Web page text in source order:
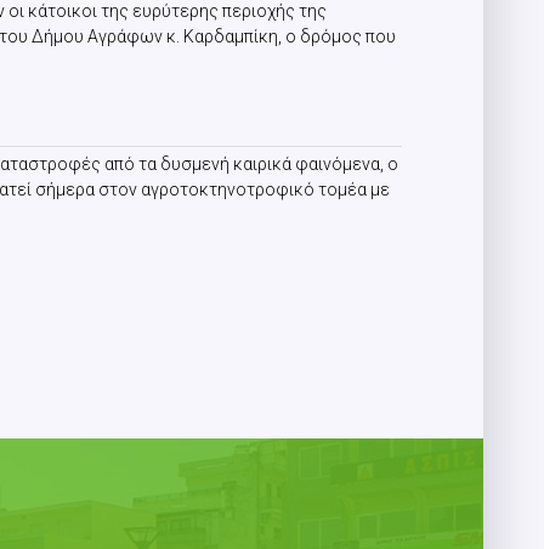
κάτοικοι της ευρύτερης περιοχής της
του Δήμου Αγράφων κ. Καρδαμπίκη, ο δρόμος που
από τα δυσμενή καιρικά φαινόμενα, ο
σήμερα στον αγροτοκτηνοτροφικό τομέα με